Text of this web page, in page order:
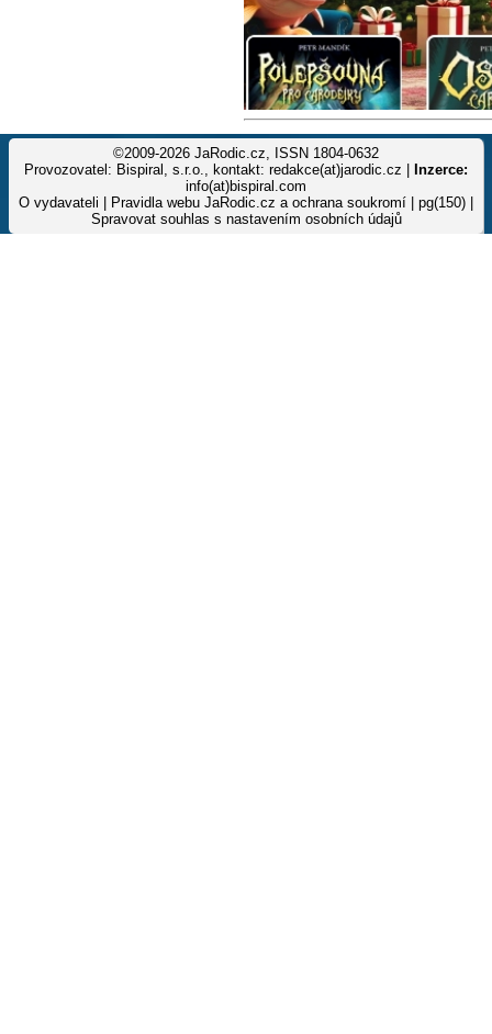
©2009-2026 JaRodic.cz, ISSN 1804-0632
Provozovatel: Bispiral, s.r.o., kontakt: redakce(at)jarodic.cz |
Inzerce:
info(at)bispiral.com
O vydavateli
Pravidla webu JaRodic.cz a ochrana soukromí | pg(150) |
Spravovat souhlas s nastavením osobních údajů